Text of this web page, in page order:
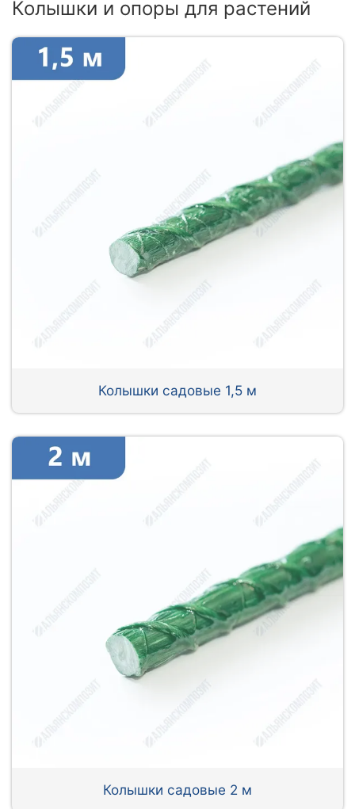
Колышки и опоры для растений
Колышки садовые 1,5 м
Колышки садовые 2 м